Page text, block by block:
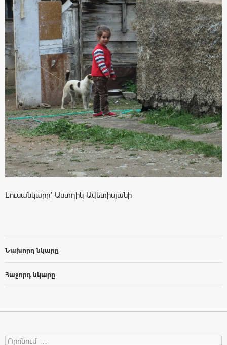
Լուսանկարը՝ Աստղիկ Ավետիսյանի
Նախորդ նկարը
Հաջորդ նկարը
Search for: